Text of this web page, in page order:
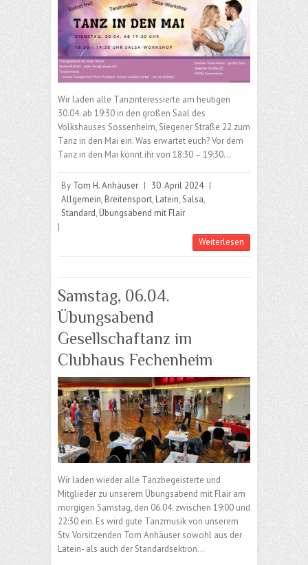
Wir laden alle Tanzinteressierte am heutigen
30.04. ab 19:30 in den großen Saal des
Volkshauses Sossenheim, Siegener Straße 22 zum
Tanz in den Mai ein. Was erwartet euch? Vor dem
Tanz in den Mai könnt ihr von 18:30 – 19:30…
By Tom H. Anhäuser | 30. April 2024 |
Allgemein, Breitensport, Latein,Salsa,
Standard, Übungsabend mit Flair
|
Weiterlesen
Samstag, 06.04.
Übungsabend
Gesellschaftanz im
Clubhaus Fechenheim
Wir laden wieder alle Tanzbegeisterte und
Mitglieder zu unserem Übungsabend mit Flair am
morgigen Samstag, den 06.04. zwischen 19:00 und
22:30 ein. Es wird gute Tanzmusik von unserem
Stv. Vorsitzenden Tom Anhäuser sowohl aus der
Latein- als auch der Standardsektion…